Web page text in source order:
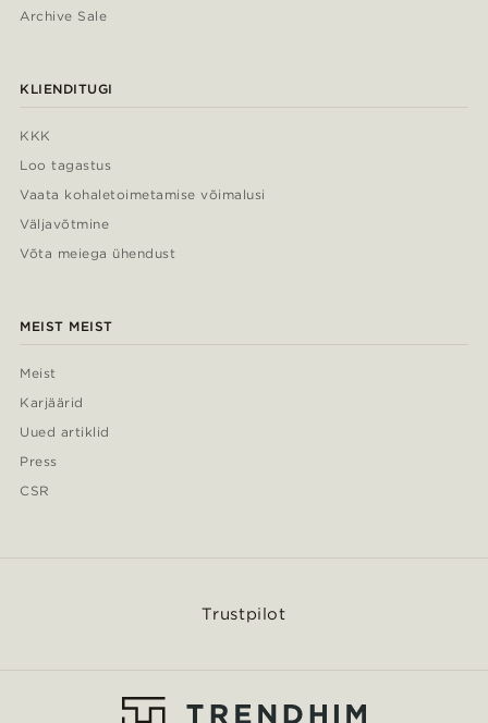
Archive Sale
KLIENDITUGI
KKK
Loo tagastus
Vaata kohaletoimetamise võimalusi
Väljavõtmine
Võta meiega ühendust
MEIST MEIST
Meist
Karjäärid
Uued artiklid
Press
CSR
Trustpilot